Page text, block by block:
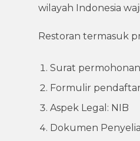
wilayah Indonesia
Restoran termasuk
Surat permohonan
Formulir
Aspek Legal: NIB
Dokumen Penyelia